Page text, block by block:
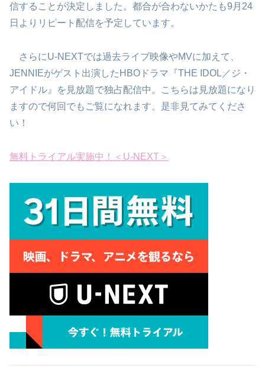
信することが決定しました。都合が合わないかたも9月24
日よりリピート配信を予定しています。
さらにU-NEXTでは過去ライブ映像やMVに加えて、
JENNIEがゲスト出演したHBOドラマ『THE IDOL／ジ・
アイドル』を見放題で独占配信中。こちらは見放題になり
ますので何回でもご覧になれます。是非見てみてくださ
い！
無料トライアル実施中！＜U-NEXT＞